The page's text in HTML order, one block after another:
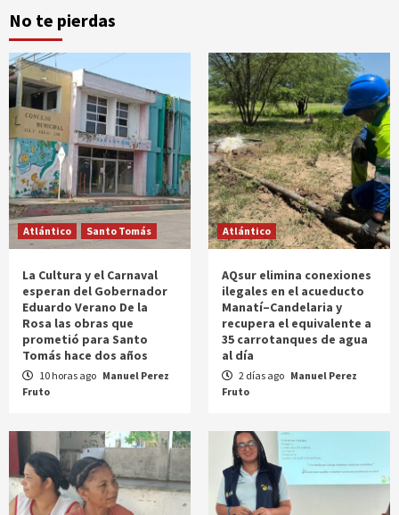
No te pierdas
Atlántico Santo Tomás
La Cultura y el Carnaval
esperan del Gobernador
Eduardo Verano De la
Rosa las obras que
prometió para Santo
Tomás hace dos años
10 horas ago Manuel Perez
Fruto
Atlántico
AQsur elimina conexiones
ilegales en el acueducto
Manatí–Candelaria y
recupera el equivalente a
35 carrotanques de agua
al día
2 días ago Manuel Perez
Fruto